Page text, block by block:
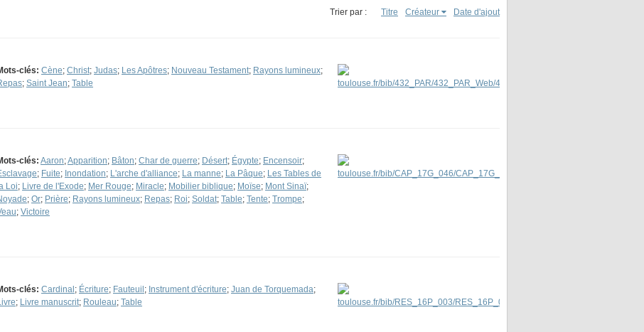
Trier par : Titre Créateur Date d'ajout
clés: Cène; Christ; Judas; Les Apôtres; Nouveau Testament; Rayons lumineux;
; Saint Jean; Table
clés: Aaron;Apparition; Bâton; Char de guerre; Désert; Égypte; Encensoir;
; Fuite; Inondation; L'arche d'alliance; La manne; La Pâque; Les Tables de
Loi; Livre de l'Exode; Mer Rouge; Miracle; Mobilier biblique; Moïse; Mont Sinaï;
; Or; Prière; Rayons lumineux; Repas; Roi; Soldat; Table; Tente; Trompe;
; Victoire
clés: Cardinal ; Écriture; Fauteuil ; Instrument d'écriture; Juan de Torquemada;
; Livre manuscrit; Rouleau; Table